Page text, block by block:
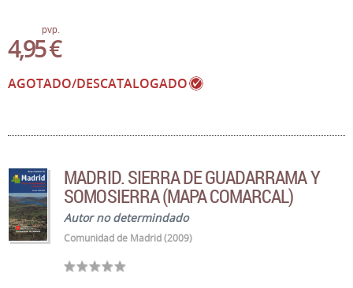
pvp.
4,95 €
AGOTADO/DESCATALOGADO
MADRID. SIERRA DE GUADARRAMA Y
SOMOSIERRA (MAPA COMARCAL)
Autor no determindado
Comunidad de Madrid (2009)